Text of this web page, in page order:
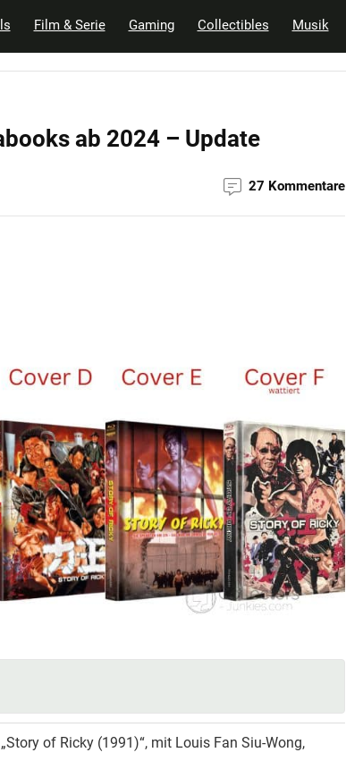
Film & Serie Gaming Collectibles Musik
ab 2024 – Update
27 Kommentare
of Ricky (1991)“, mit Louis Fan Siu-Wong,